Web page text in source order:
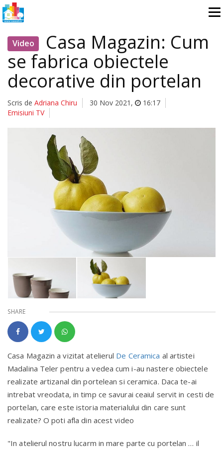
Video Casa Magazin: Cum
se fabrica obiectele
decorative din portelan
Scris de Adriana Chiru 30 Nov 2021 ,
16:17
Emisiuni TV
SHARE
Casa Magazin a vizitat atelierul De Ceramica al artistei
Madalina Teler pentru a vedea cum i-au nastere obiectele
realizate artizanal din portelean si ceramica. Daca te-ai
intrebat vreodata, in timp ce savurai ceaiul servit in cesti de
portelan, care este istoria materialului din care sunt
realizate? O poti afla din acest video
"In atelierul nostru lucarm in mare parte cu portelan … il